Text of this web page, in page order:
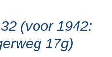
(voor 1942:
17g)